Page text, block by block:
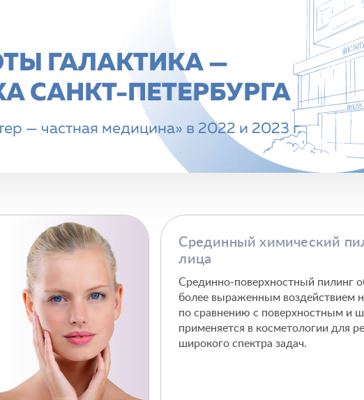
ГАЛАКТИКА —
CАНКТ-ПЕТЕРБУРГА
— частная медицина» в 2022 и 2023 г.
Срединный химический
лица
Срединно-поверхностный пилинг
более выраженным воздействием
по сравнению с поверхностным и
применяется в косметологии для
широкого спектра задач.